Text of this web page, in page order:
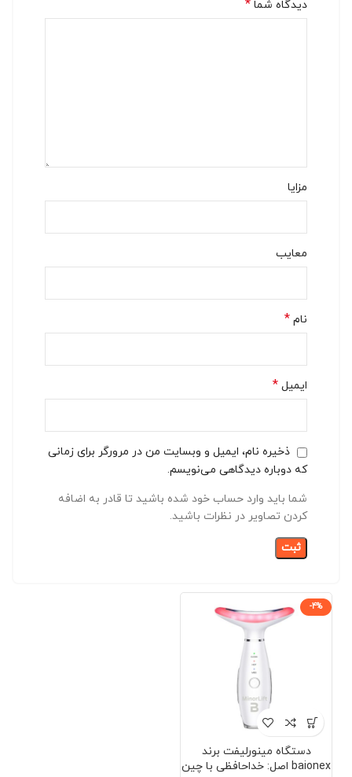
دیدگاه شما *
مزایا
معایب
نام *
ایمیل *
ذخیره نام، ایمیل و وبسایت من در مرورگر برای زمانی
که دوباره دیدگاهی می‌نویسم.
شما باید وارد حساب خود شده باشید تا قادر به اضافه
کردن تصاویر در نظرات باشید.
-4%
دستگاه مینورلیفت برند
baionex اصل: خداحافظی با چین